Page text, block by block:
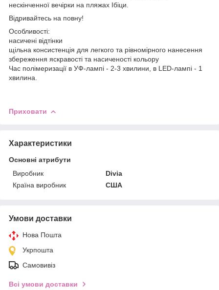
нескінченної вечірки на пляжах Ібіци.
Відривайтесь на повну!
Особливості:
насичені відтінки
щільна консистенція для легкого та рівномірного нанесення
збереження яскравості та насиченості кольору
Час полімеризації в УФ-лампі - 2-3 хвилини, в LED-лампі - 1
хвилина.
Приховати
Характеристики
Основні атрибути
Виробник
Divia
Країна виробник
США
Умови доставки
Нова Пошта
Укрпошта
Самовивіз
Всі умови доставки